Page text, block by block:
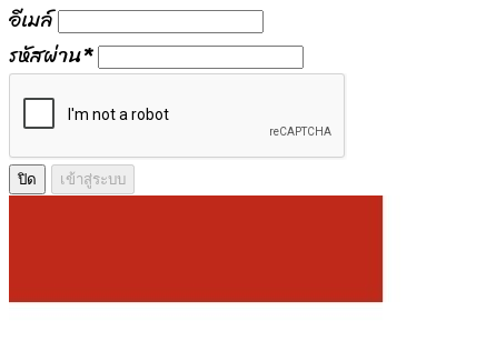
อีเมล์
รหัสผ่าน*
ปิด เข้าสู่ระบบ